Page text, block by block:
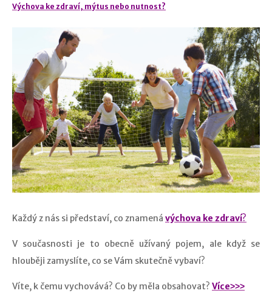
Výchova ke zdraví, mýtus nebo nutnost?
Každý z nás si představí, co znamená výchova ke zdraví?
V současnosti je to obecně užívaný pojem, ale když se
hlouběji zamyslíte, co se Vám skutečně vybaví?
Víte, k čemu vychovává? Co by měla obsahovat? Více˃˃˃